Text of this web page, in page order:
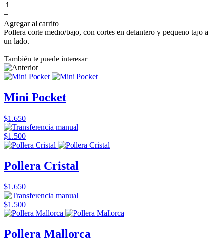
+
Agregar al carrito
Pollera corte medio/bajo, con cortes en delantero y pequeño tajo a
un lado.
También te puede interesar
Mini Pocket
$1.650
$1.500
Pollera Cristal
$1.650
$1.500
Pollera Mallorca